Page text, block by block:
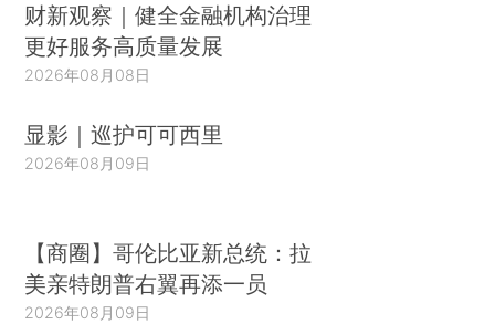
财新观察｜健全金融机构治理
更好服务高质量发展
2026年08月08日
显影｜巡护可可西里
2026年08月09日
【商圈】哥伦比亚新总统：拉
美亲特朗普右翼再添一员
2026年08月09日